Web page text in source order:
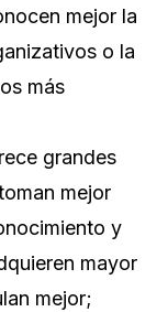
mejor la
o la
más
grandes
mejor
y
mayor
mejor;